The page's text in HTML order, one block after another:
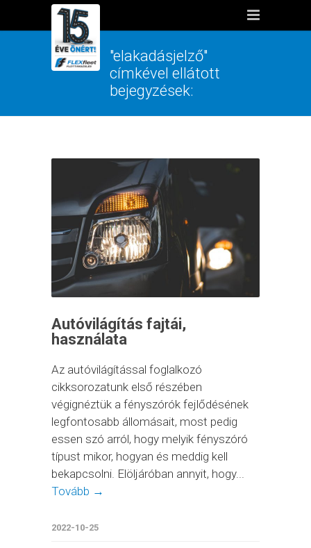
"elakadásjelző"
címkével ellátott
bejegyzések:
Autóvilágítás fajtái,
használata
Az autóvilágítással foglalkozó
cikksorozatunk első részében
végignéztük a fényszórók fejlődésének
legfontosabb állomásait, most pedig
essen szó arról, hogy melyik fényszóró
típust mikor, hogyan és meddig kell
bekapcsolni. Elöljáróban annyit, hogy...
Tovább →
2022-10-25